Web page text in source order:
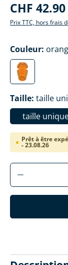
CHF 42.90
Prix TTC, hors frais
Couleur
Sélectionner
:
orange
Taille
Sélectionner
: taille
taille
Prêt à être
- 23.08.26
Produkt